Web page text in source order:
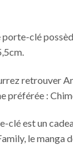
clé
retrouver
préférée :
clé est un
le manga